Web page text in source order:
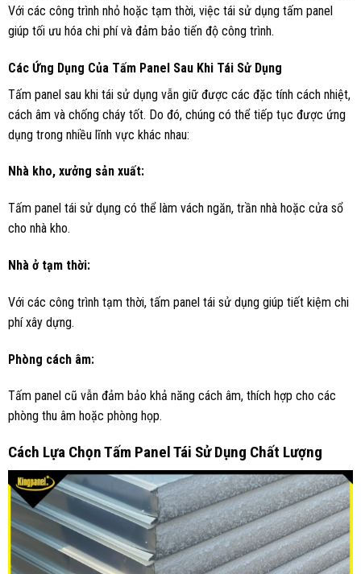
Với các công trình nhỏ hoặc tạm thời, việc tái sử dụng tấm panel
giúp tối ưu hóa chi phí và đảm bảo tiến độ công trình.
Các Ứng Dụng Của Tấm Panel Sau Khi Tái Sử Dụng
Tấm panel sau khi tái sử dụng vẫn giữ được các đặc tính cách nhiệt,
cách âm và chống cháy tốt. Do đó, chúng có thể tiếp tục được ứng
dụng trong nhiều lĩnh vực khác nhau:
Nhà kho, xưởng sản xuất:
Tấm panel tái sử dụng có thể làm vách ngăn, trần nhà hoặc cửa sổ
cho nhà kho.
Nhà ở tạm thời:
Với các công trình tạm thời, tấm panel tái sử dụng giúp tiết kiệm chi
phí xây dựng.
Phòng cách âm:
Tấm panel cũ vẫn đảm bảo khả năng cách âm, thích hợp cho các
phòng thu âm hoặc phòng họp.
Cách Lựa ChọnTấm PanelTái SửDụng Chất Lượng